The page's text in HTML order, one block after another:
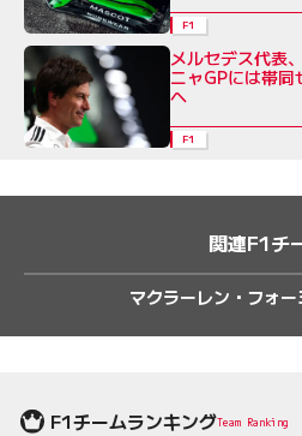
F1
メルセデス代表
ニャGPには帯同
へ
F1
関連F1チ
マクラーレン・フォ
F1チームランキングTeam Ranking